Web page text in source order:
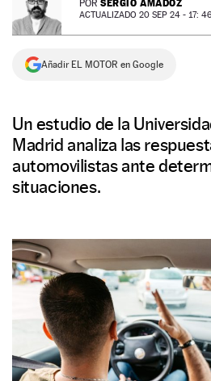
NEWSLETTER
SÍGUENOS
POR SERGIO AMADOZ
ACTUALIZADO 20 SEP 24 - 17: 46
Añadir EL MOTOR en Google
Un estudio de la
Madrid analiza las
automovilistas ante
situaciones.